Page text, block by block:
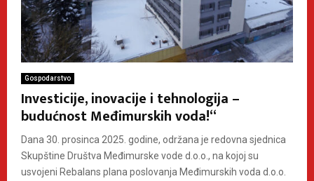
Gospodarstvo
Investicije, inovacije i tehnologija –
budućnost Međimurskih voda!“
Dana 30. prosinca 2025. godine, održana je redovna sjednica
Skupštine Društva Međimurske vode d.o.o., na kojoj su
usvojeni Rebalans plana poslovanja Međimurskih voda d.o.o.